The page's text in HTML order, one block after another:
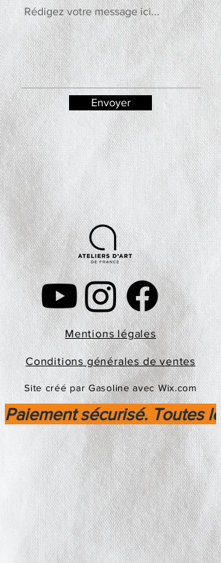
Envoyer
Mentions légales
Conditions générales de ventes
Site créé par Gasoline avec Wix.com
Paiement sécurisé. Toutes